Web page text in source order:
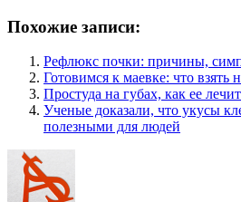
Похожие записи:
Рефлюкс почки: причины,
Готовимся к маевке: что взять
Простуда на губах, как ее
Ученые доказали, что укусы
полезными для людей